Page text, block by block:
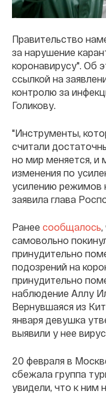
Правительство
за нарушение
коронавирусу". Об
ссылкой на
контролю за
Голикову.
"Инструменты,
считали
но мир меняется, и
изменения по
усилению режимов
заявила глава
Ранее сообщалось,
самовольно
принудительно
подозрений на
принудительно
наблюдение Аллу
Вернувшаяся из
января девушка
выявили у нее
20 февраля в
сбежала группа
увидели, что к ним